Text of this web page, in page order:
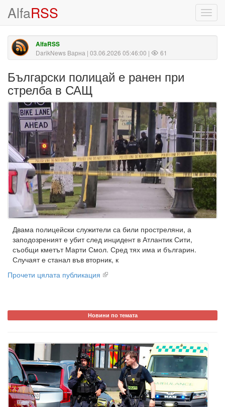
AlfaRSS
AlfaRSS
DarikNews Варна | 03.06.2026 05:46:00 | 61
Български полицай е ранен при
стрелба в САЩ
Двама полицейски служители са били простреляни, а
заподозреният е убит след инцидент в Атлантик Сити,
съобщи кметът Марти Смол. Сред тях има и българин.
Случаят е станал във вторник, к
Прочети цялата публикация
Новини по темата